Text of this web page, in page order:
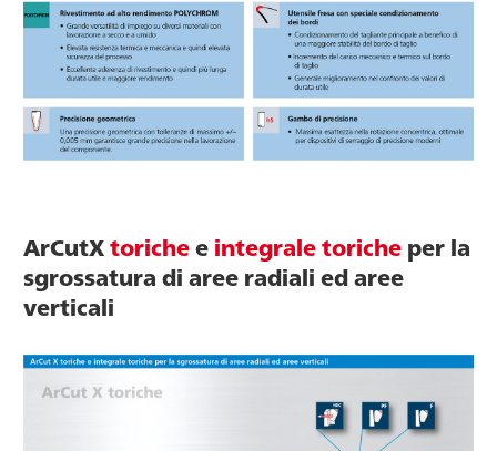
ArCutXtorichee integrale toriche per la
sgrossatura di aree radiali ed aree
verticali